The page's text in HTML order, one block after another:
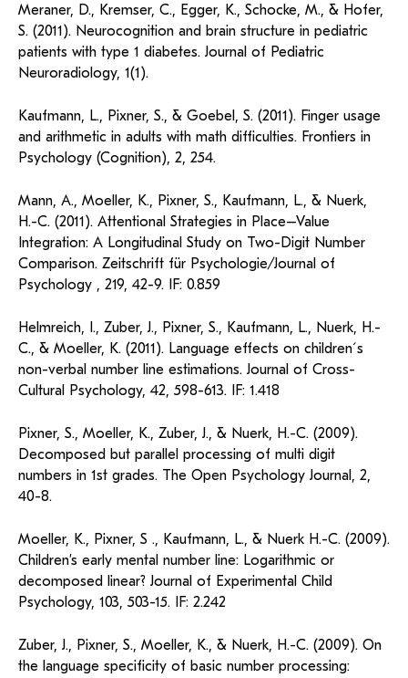
Meraner, D., Kremser, C., Egger, K., Schocke, M., & Hofer,
S. (2011). Neurocognition and brain structure in pediatric
patients with type 1 diabetes. Journal of Pediatric
Neuroradiology, 1(1).
Kaufmann, L., Pixner, S., & Goebel, S. (2011). Finger usage
and arithmetic in adults with math difficulties. Frontiers in
Psychology (Cognition), 2, 254.
Mann, A., Moeller, K., Pixner, S., Kaufmann, L., & Nuerk,
H.-C. (2011). Attentional Strategies in Place–Value
Integration: A Longitudinal Study on Two-Digit Number
Comparison. Zeitschrift für Psychologie/Journal of
Psychology , 219, 42-9. IF: 0.859
Helmreich, I., Zuber, J., Pixner, S., Kaufmann, L., Nuerk, H.-
C., & Moeller, K. (2011). Language effects on children´s
non-verbal number line estimations. Journal of Cross-
Cultural Psychology, 42, 598-613. IF: 1.418
Pixner, S., Moeller, K., Zuber, J., & Nuerk, H.-C. (2009).
Decomposed but parallel processing of multi digit
numbers in 1st grades. The Open Psychology Journal, 2,
40-8.
Moeller, K., Pixner, S ., Kaufmann, L., & Nuerk H.-C. (2009).
Children’s early mental number line: Logarithmic or
decomposed linear? Journal of Experimental Child
Psychology, 103, 503-15. IF: 2.242
Zuber, J., Pixner, S., Moeller, K., & Nuerk, H.-C. (2009). On
the language specificity of basic number processing: